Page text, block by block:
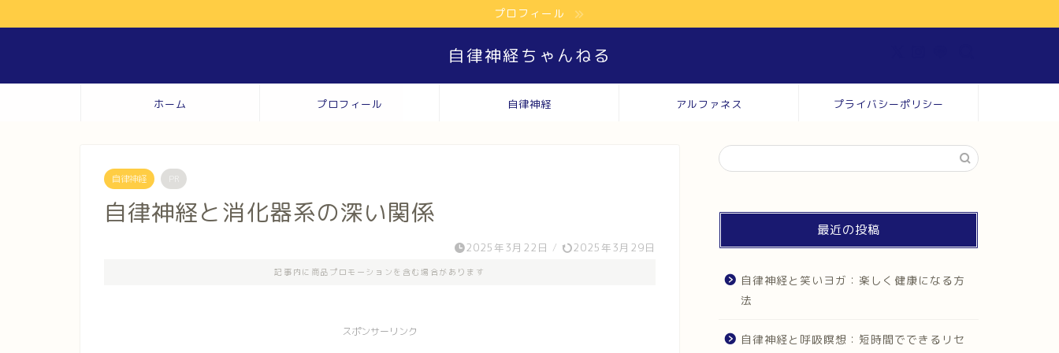
プロフィール
自律神経ちゃんねる
ホーム プロフィール 自律神経 アルファネス プライバシーポリシー
自律神経 PR
自律神経と消化器系の深い関係
2025年3月22日 / 2025年3月29日
記事内に商品プロモーションを含む場合があります
スポンサーリンク
最近の投稿
自律神経と笑いヨガ：楽しく健康になる方
法
自律神経と呼吸瞑想：短時間でできるリセ